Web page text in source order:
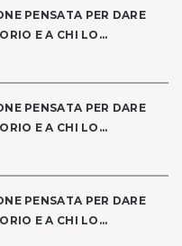
PENSATA PER DARE
E A CHI LO...
PENSATA PER DARE
E A CHI LO...
PENSATA PER DARE
E A CHI LO...